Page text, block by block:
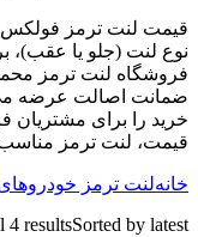
قیمت لنت ترمز فولکس
نوع لنت (جلو یا عقب)،
فروشگاه لنت ترمز
ضمانت اصالت عرضه
خرید را برای مشتریان
قیمت، لنت ترمز
خانهلنت ترمز خودروهای
4 resultsSorted by latest